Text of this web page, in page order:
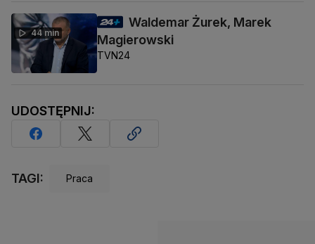
44 min
Waldemar Żurek, Marek
Magierowski
TVN24
UDOSTĘPNIJ:
TAGI: Praca